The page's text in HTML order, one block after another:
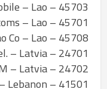
45703 – LAT Mobile – Lao
45701 – Lao Telecoms – Lao
45708 – Millicom Lao Co – Lao
24701 – Latvian Mobile Tel. – Latvia
24702 – TELE2 BALTCOM GSM – Latvia
41501 – FTML Cellis – Lebanon